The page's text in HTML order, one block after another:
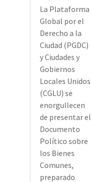
La Plataforma
Global por el
Derecho a la
Ciudad (PGDC)
y Ciudades y
Gobiernos
Locales Unidos
(CGLU) se
enorgullecen
de presentar el
Documento
Político sobre
los Bienes
Comunes,
preparado